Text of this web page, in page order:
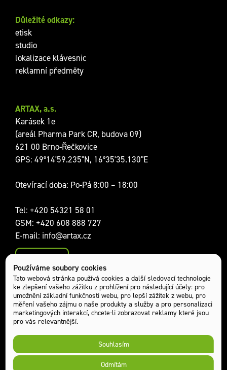
Používáme soubory cookies
Tato webová stránka používá cookies a další sledovací technologie
ke zlepšení vašeho zážitku z prohlížení pro následující účely: pro
umožnění základní funkčnosti webu, pro lepší zážitek z webu, pro
měření vašeho zájmu o naše produkty a služby a pro personalizaci
marketingových interakcí,chcete-li zobrazovat reklamy které jsou
pro vás relevantnější.
Souhlasím
Odmítám
Sociální sítě:
ARTAX, a.s.
Karásek 1e
(areál Pharma Park CR, budova 09)
621 00 Brno-Řečkovice
GPS: 49°14'59.235"N, 16°35'35.130"E
Otevírací doba: Po-Pá 8:00 – 18:00
Tel: +420 54321 58 01
GSM: +420 608 888 727
E-mail: info@artax.cz
Kontakty
Důležité odkazy:
etisk
studio
lokalizace klávesnic
reklamní předměty